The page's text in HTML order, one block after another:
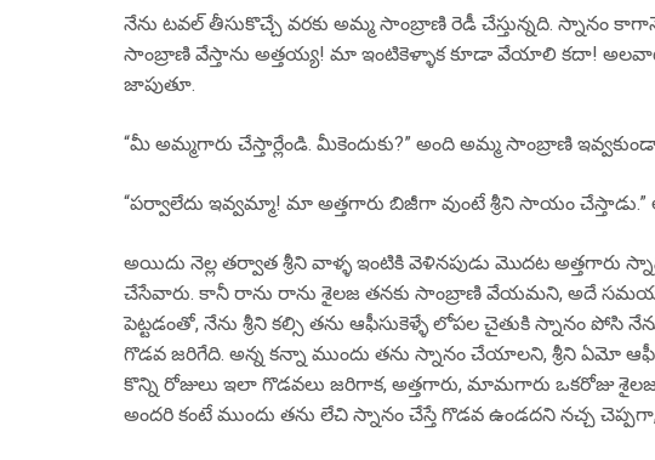
నేను టవల్ తీసుకొచ్చే వరకు అమ్మ సాంబ్రాణి రెడీ చేస్తున్నది. స్నానం కాగానే
సాంబ్రాణి వేస్తాను అత్తయ్య! మా ఇంటికెళ్ళాక కూడా వేయాలి కదా!
జాపుతూ.
“మీ అమ్మగారు చేస్తార్లేండి. మీకెందుకు?” అంది అమ్మ సాంబ్రాణి
“పర్వాలేదు ఇవ్వమ్మా! మా అత్తగారు బిజీగా వుంటే శ్రీని సాయం చేస్తాడు.”
అయిదు నెల్ల తర్వాత శ్రీని వాళ్ళ ఇంటికి వెళినపుడు మొదట
చేసేవారు. కానీ రాను రాను శైలజ తనకు సాంబ్రాణి వేయమని, అదే
పెట్టడంతో, నేను శ్రీని కల్సి తను ఆఫీసుకెళ్ళే లోపల చైతుకి స్నానం పోసి
గొడవ జరిగేది. అన్న కన్నా ముందు తను స్నానం చేయాలని, శ్రీని ఏమో
కొన్ని రోజులు ఇలా గొడవలు జరిగాక, అత్తగారు, మామగారు ఒకరోజు
అందరి కంటే ముందు తను లేచి స్నానం చేస్తే గొడవ ఉండదని నచ్చ